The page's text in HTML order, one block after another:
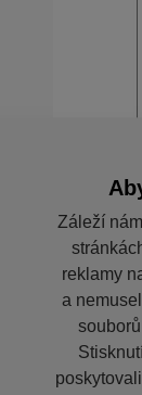
Záleží
reklamy
a